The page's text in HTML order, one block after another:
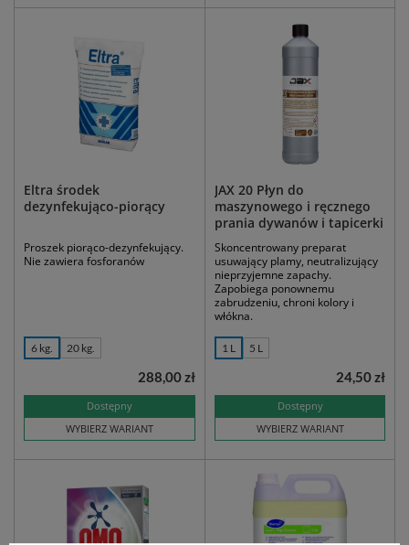
Eltra środek
dezynfekująco-piorący
Proszek piorąco-dezynfekujący.
Nie zawiera fosforanów
6 kg. 20 kg.
Dostępny
WYBIERZ WARIANT
288,00 zł
JAX 20 Płyn do
maszynowego i ręcznego
prania dywanów i tapicerki
Skoncentrowany preparat
usuwający plamy, neutralizujący
nieprzyjemne zapachy.
Zapobiega ponownemu
zabrudzeniu, chroni kolory i
włókna.
1 L 5 L
Dostępny
WYBIERZ WARIANT
24,50 zł